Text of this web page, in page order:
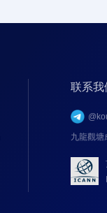
联系我
九龍觀塘